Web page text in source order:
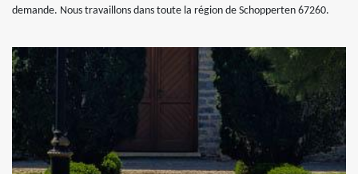
demande. Nous travaillons dans toute la région de Schopperten 67260.